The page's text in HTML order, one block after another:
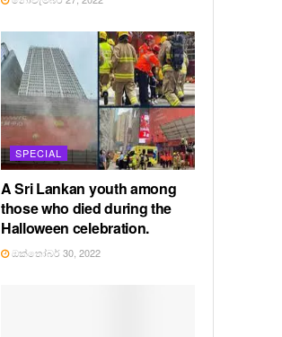
SPECIAL
A Sri Lankan youth among
those who died during the
Halloween celebration.
ඔක්තෝබර් 30, 2022